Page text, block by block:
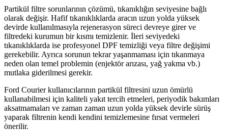
Partikül filtre sorunlarının çözümü, tıkanıklığın seviyesine bağlı
olarak değişir. Hafif tıkanıklıklarda aracın uzun yolda yüksek
devirde kullanılmasıyla rejenerasyon süreci devreye girer ve
filtredeki kurumun bir kısmı temizlenir. İleri seviyedeki
tıkanıklıklarda ise profesyonel DPF temizliği veya filtre değişimi
gerekebilir. Ayrıca sorunun tekrar yaşanmaması için tıkanmaya
neden olan temel problemin (enjektör arızası, yağ yakma vb.)
mutlaka giderilmesi gerekir.
Ford Courier kullanıcılarının partikül filtresini uzun ömürlü
kullanabilmesi için kaliteli yakıt tercih etmeleri, periyodik bakımları
aksatmamaları ve zaman zaman uzun yolda yüksek devirle sürüş
yaparak filtrenin kendi kendini temizlemesine fırsat vermeleri
önerilir.